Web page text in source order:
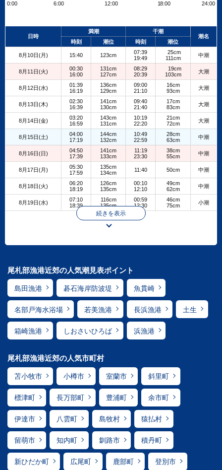
0:00
6:00 12:00 18:00 24:00
+
日時
満潮
干潮
潮名
時刻
潮位 時刻 潮位
8月10日(月) 15:40 123cm
07:39
19:49
25cm
111cm
中潮
8月11日(火)
00:30
16:00
131cm
127cm
08:29
20:39
19cm
103cm
大潮
8月12日(水)
01:39
16:19
136cm
129cm
09:00
21:10
16cm
93cm
大潮
8月13日(木)
02:30
16:39
141cm
130cm
09:40
21:40
17cm
83cm
大潮
8月14日(金)
03:20
16:59
143cm
131cm
10:19
22:20
21cm
72cm
大潮
8月15日(土)
04:00
17:19
144cm
132cm
10:49
22:59
28cm
63cm
中潮
8月16日(日)
04:50
17:39
141cm
133cm
11:19
23:30
38cm
55cm
中潮
8月17日(月)
05:30
17:59
135cm
134cm
11:40 50cm 中潮
8月18日(火)
06:20
18:19
126cm
135cm
00:10
12:10
49cm
62cm
中潮
8月19日(水)
07:10
18:39
116cm
135cm
00:59
12:30
46cm
75cm
小潮
続きを表示
尾札部漁港近郊の人気潮見表ポイント
島田漁港 碁石海岸防波堤 魚貫崎
名部戸海水浴場 若美漁港 長浜漁港 土生
箱崎漁港 しおさいひろば 浜漁港
尾札部漁港近郊の人気市町村
苫小牧市 小樽市 室蘭市 斜里町
標津町 長万部町 豊浦町 余市町
伊達市 八雲町 島牧村 猿払村
留萌市 知内町 釧路市 積丹町
新ひだか町 広尾町 鹿部町 登別市